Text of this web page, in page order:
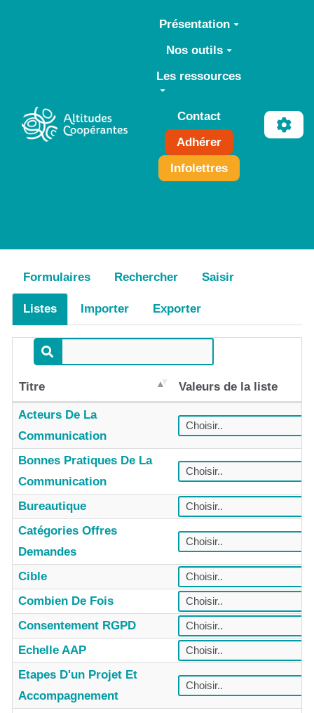
Aller au contenu principal
Présentation
Nos outils
Les ressources
Contact
Adhérer
Infolettres
Formulaires Rechercher Saisir
Listes Importer Exporter
Titre Valeurs de la liste
Acteurs De La
Communication
Bonnes Pratiques De La
Communication
Bureautique
Catégories Offres
Demandes
Cible
Combien De Fois
Consentement RGPD
Echelle AAP
Etapes D'un Projet Et
Accompagnement